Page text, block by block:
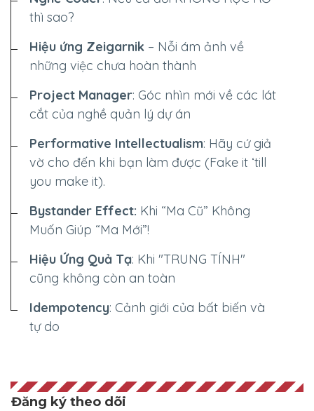
thì sao?
Hiệu ứng Zeigarnik – Nỗi ám ảnh về
những việc chưa hoàn thành
Project Manager: Góc nhìn mới về các lát
cắt của nghề quản lý dự án
Performative Intellectualism: Hãy cứ giả
vờ cho đến khi bạn làm được (Fake it ‘till
you make it).
Bystander Effect: Khi “Ma Cũ” Không
Muốn Giúp “Ma Mới”!
Hiệu Ứng Quả Tạ: Khi "TRUNG TÍNH"
cũng không còn an toàn
Idempotency: Cảnh giới của bất biến và
tự do
Đăng ký theo dõi